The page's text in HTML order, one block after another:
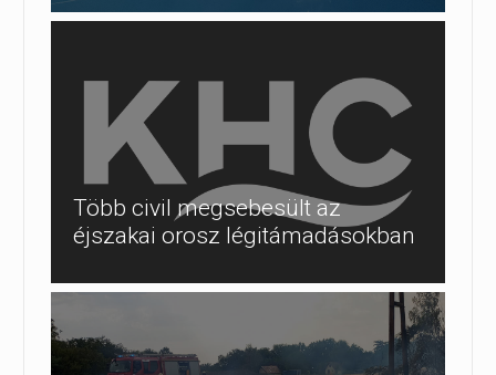
Több civil megsebesült az
éjszakai orosz légitámadásokban